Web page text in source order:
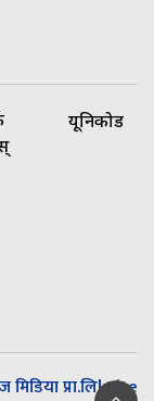
यूनिकोड
प्रा.लि| Site